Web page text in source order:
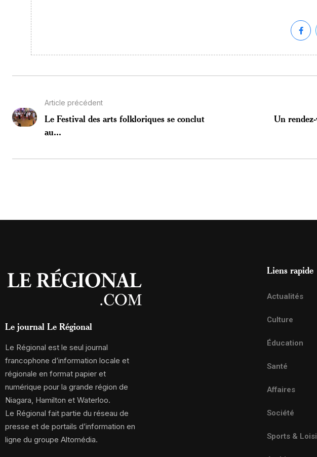
Article précédent
Le Festival des arts folkloriques se conclut
au...
Un
Le journal Le Régional
Le Régional est le seul journal
francophone d’information locale et
régionale en format papier et
numérique pour la grande région de
Niagara, Hamilton et Waterloo.
Le Régional fait partie du réseau de
presse et de portails d’information en
ligne du groupe Altomédia.
Liens rapide
Actualités
Culture
Éducation
Santé
Affaires
Société
Sports &